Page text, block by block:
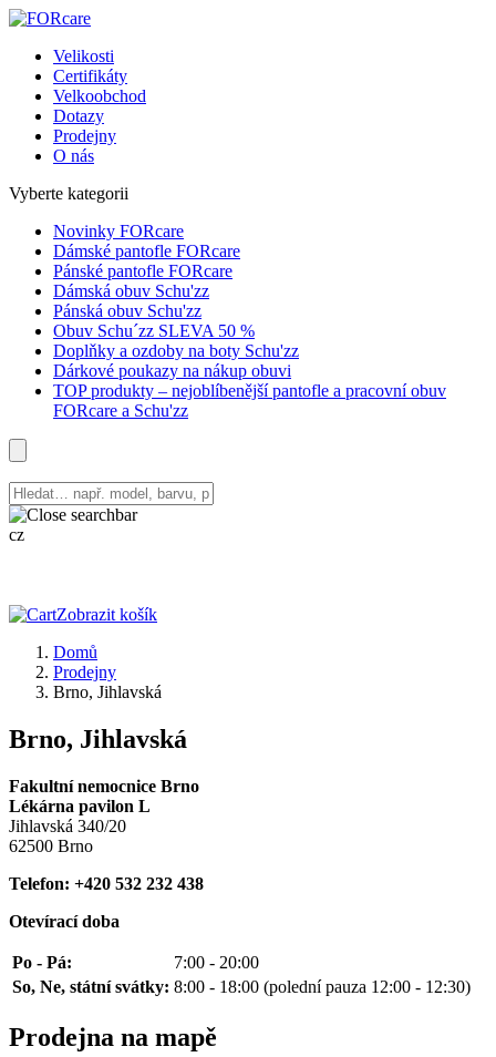
Velikosti
Certifikáty
Velkoobchod
Dotazy
Prodejny
O nás
Vyberte kategorii
Novinky FORcare
Dámské pantofle FORcare
Pánské pantofle FORcare
Dámská obuv Schu'zz
Pánská obuv Schu'zz
Obuv Schu´zz SLEVA 50 %
Doplňky a ozdoby na boty Schu'zz
Dárkové poukazy na nákup obuvi
TOP produkty – nejoblíbenější pantofle a pracovní obuv
FORcare a Schu'zz
cz
Zobrazit košík
Domů
Prodejny
Brno, Jihlavská
Brno, Jihlavská
Fakultní nemocnice Brno
Lékárna pavilon L
Jihlavská 340/20
62500 Brno
Telefon: +420 532 232 438
Otevírací doba
Po - Pá:
7:00 - 20:00
So, Ne, státní svátky: 8:00 - 18:00 (polední pauza 12:00 - 12:30)
Prodejna na mapě